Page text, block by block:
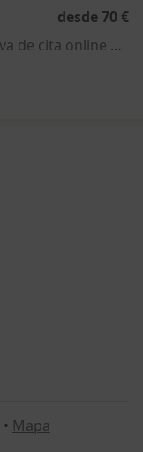
desde 70 €
Este especialista no ofrece reserva de cita online en esta dirección.
• Mapa